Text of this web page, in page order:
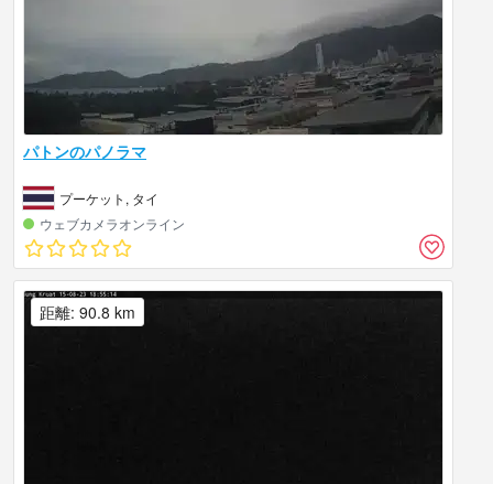
パトンのパノラマ
プーケット, タイ
ウェブカメラオンライン
距離: 90.8 km